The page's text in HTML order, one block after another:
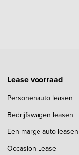
Lease voorraad
Personenauto leasen
Bedrijfswagen leasen
Een marge auto leasen
Occasion Lease